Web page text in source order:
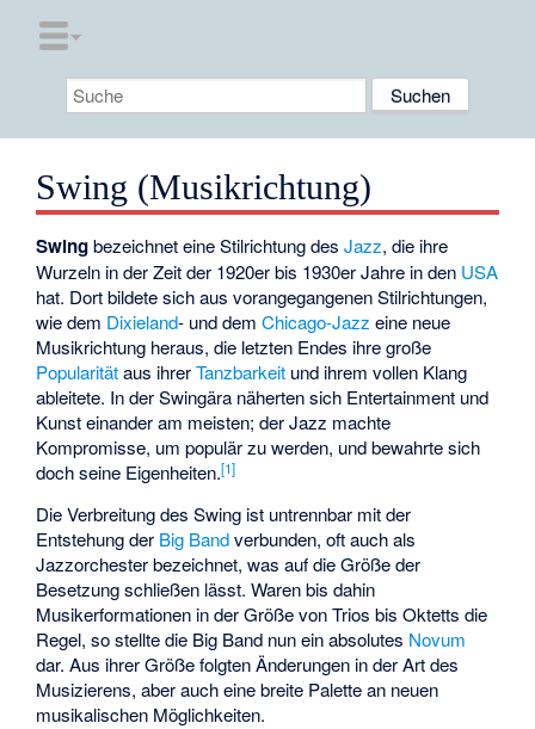
Swing (Musikrichtung)
Swingbezeichnet eine Stilrichtung desJazz, die ihre
Wurzeln in der Zeit der 1920er bis 1930er Jahre in den USA
hat. Dort bildete sich aus vorangegangenen Stilrichtungen,
wie dem Dixieland- und demChicago-Jazz eine neue
Musikrichtung heraus, die letzten Endes ihre große
Popularitätaus ihrerTanzbarkeit und ihrem vollen Klang
ableitete. In der Swingära näherten sich Entertainment und
Kunst einander am meisten; der Jazz machte
Kompromisse, um populär zu werden, und bewahrte sich
doch seine Eigenheiten.[1]
Die Verbreitung des Swing ist untrennbar mit der
Entstehung der Big Bandverbunden, oft auch als
Jazzorchester bezeichnet, was auf die Größe der
Besetzung schließen lässt. Waren bis dahin
Musikerformationen in der Größe von Trios bis Oktetts die
Regel, so stellte die Big Band nun ein absolutes Novum
dar. Aus ihrer Größe folgten Änderungen in der Art des
Musizierens, aber auch eine breite Palette an neuen
musikalischen Möglichkeiten.